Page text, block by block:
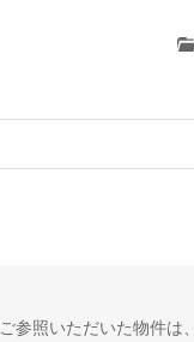
ご参照いただいた物件は、